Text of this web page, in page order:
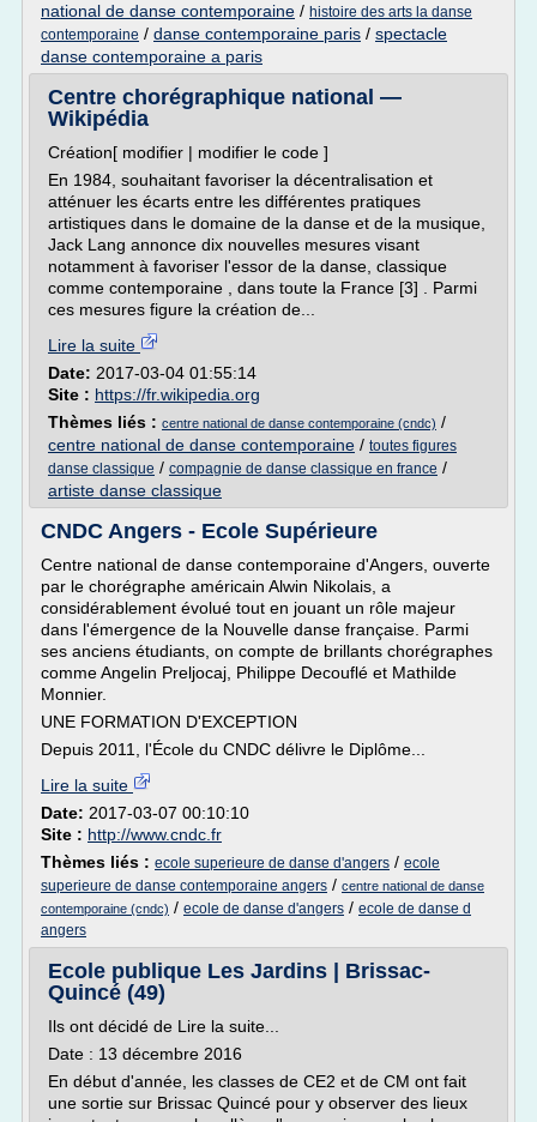
national de danse contemporaine / histoire des arts la danse
contemporaine / danse contemporaine paris / spectacle
danse contemporaine a paris
Centre chorégraphique national —
Wikipédia
Création[ modifier | modifier le code ]
En 1984, souhaitant favoriser la décentralisation et
atténuer les écarts entre les différentes pratiques
artistiques dans le domaine de la danse et de la musique,
Jack Lang annonce dix nouvelles mesures visant
notamment à favoriser l'essor de la danse, classique
comme contemporaine , dans toute la France [3] . Parmi
ces mesures figure la création de...
Lire la suite
Date: 2017-03-04 01:55:14
Site : https://fr.wikipedia.org
Thèmes liés : centre national de danse contemporaine (cndc) /
centre national de danse contemporaine / toutes figures
danse classique / compagnie de danse classique en france /
artiste danse classique
CNDC Angers - Ecole Supérieure
Centre national de danse contemporaine d'Angers, ouverte
par le chorégraphe américain Alwin Nikolais, a
considérablement évolué tout en jouant un rôle majeur
dans l'émergence de la Nouvelle danse française. Parmi
ses anciens étudiants, on compte de brillants chorégraphes
comme Angelin Preljocaj, Philippe Decouflé et Mathilde
Monnier.
UNE FORMATION D'EXCEPTION
Depuis 2011, l'École du CNDC délivre le Diplôme...
Lire la suite
Date: 2017-03-07 00:10:10
Site : http://www.cndc.fr
Thèmes liés : ecole superieure de danse d'angers / ecole
superieure de danse contemporaine angers / centre national de danse
contemporaine (cndc) / ecole de danse d'angers / ecole de danse d
angers
Ecole publique Les Jardins | Brissac-
Quincé (49)
Ils ont décidé de Lire la suite...
Date : 13 décembre 2016
En début d'année, les classes de CE2 et de CM ont fait
une sortie sur Brissac Quincé pour y observer des lieux